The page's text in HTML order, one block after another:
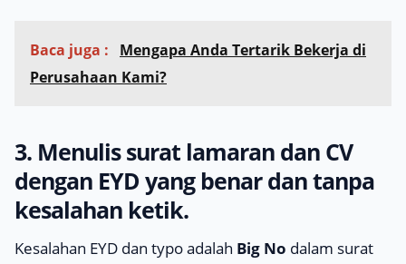
Baca juga :
Mengapa Anda Tertarik Bekerja di
Perusahaan Kami?
3. Menulis surat lamaran dan CV
dengan EYD yang benar dan tanpa
kesalahan ketik.
Kesalahan EYD dan typoadalah Big No dalam surat